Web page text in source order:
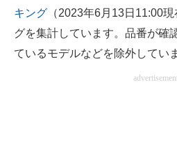
マーケ×ITの今がよく分かる
ITエンジニア向け専門サイト
キング （2023年6月13日11:00
グを集計しています。品番が確
ているモデルなどを除外してい